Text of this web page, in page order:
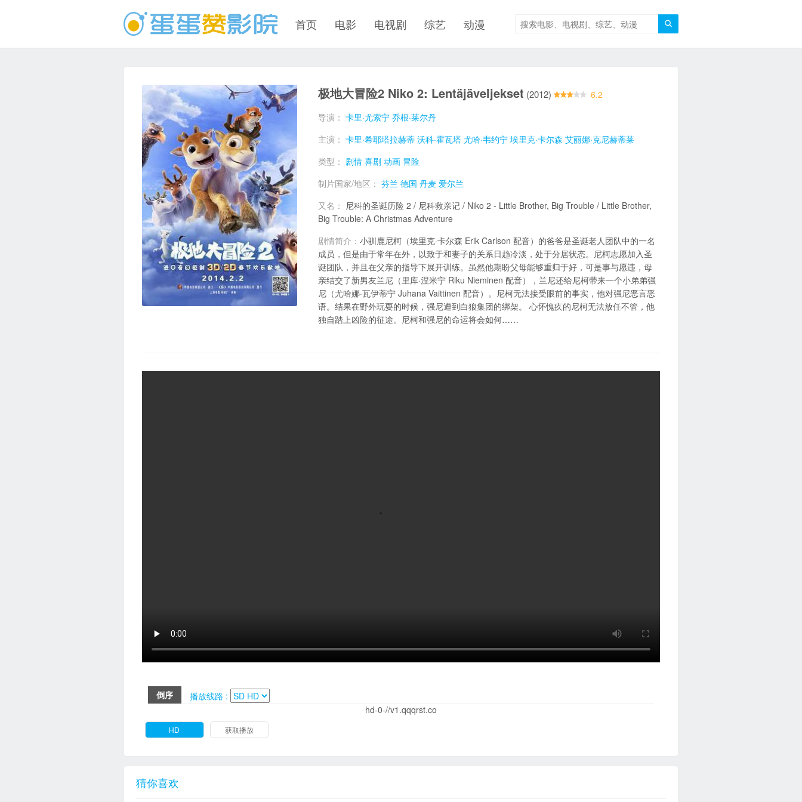

首页 电影 电视剧 综艺 动漫
极地大冒险2 Niko 2: Lentäjäveljekset (2012)
6.2
导演： 卡里·尤索宁 乔根·莱尔丹
主演： 卡里·希耶塔拉赫蒂 沃科·霍瓦塔 尤哈·韦约宁 埃里克·卡尔森 艾丽娜·克尼赫蒂莱
类型： 剧情 喜剧 动画 冒险
制片国家/地区： 芬兰 德国 丹麦 爱尔兰
又名： 尼科的圣诞历险 2 / 尼科救亲记 / Niko 2 - Little Brother, Big Trouble / Little Brother,
Big Trouble: A Christmas Adventure
剧情简介： 小驯鹿尼柯（埃里克·卡尔森 Erik Carlson 配音）的爸爸是圣诞老人团队中的一名
成员，但是由于常年在外，以致于和妻子的关系日趋冷淡，处于分居状态。尼柯志愿加入圣
诞团队，并且在父亲的指导下展开训练。虽然他期盼父母能够重归于好，可是事与愿违，母
亲结交了新男友兰尼（里库·涅米宁 Riku Nieminen 配音），兰尼还给尼柯带来一个小弟弟强
尼（尤哈娜·瓦伊蒂宁 Juhana Vaittinen 配音）。尼柯无法接受眼前的事实，他对强尼恶言恶
语。结果在野外玩耍的时候，强尼遭到白狼集团的绑架。 心怀愧疚的尼柯无法放任不管，他
独自踏上凶险的征途。尼柯和强尼的命运将会如何……
倒序
播放线路 :
hd-0-//v1.qqqrst.co
HD 获取播放
猜你喜欢